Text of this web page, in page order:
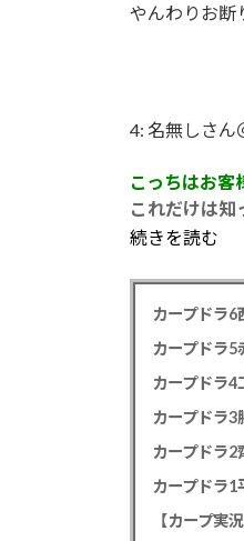
やんわりお断
4: 名無しさん
こっちはお客
これだけは知
続きを読む
カープドラ6
カープドラ5
カープドラ4
カープドラ3
カープドラ2
【カープ実